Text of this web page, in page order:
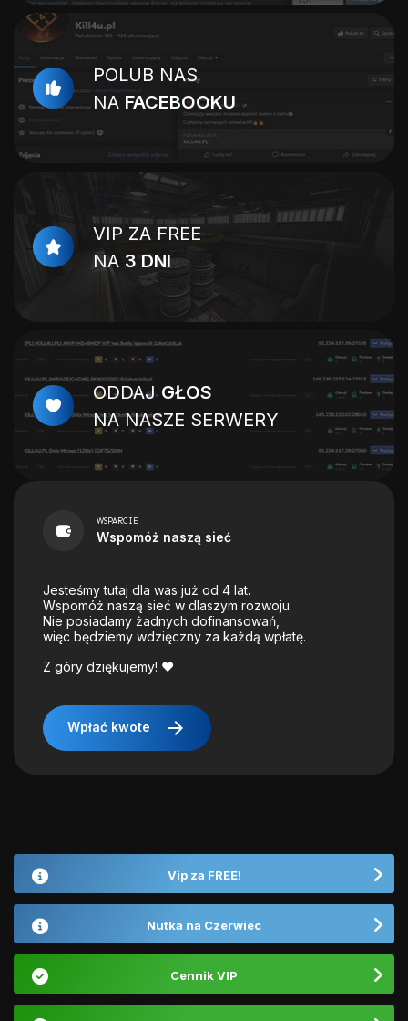
POLUB NAS
NA FACEBOOKU
VIP ZA FREE
NA 3 DNI
ODDAJ GŁOS
NA NASZE SERWERY
WSPARCIE
Wspomóż naszą sieć
Jesteśmy tutaj dla was już od 4 lat.
Wspomóż naszą sieć w dlaszym rozwoju.
Nie posiadamy żadnych dofinansowań,
więc będziemy wdzięczny za każdą wpłatę.
Z góry dziękujemy! ❤️
Wpłać kwote arrow_forward
Vip za FREE!
Nutka na Czerwiec
Cennik VIP